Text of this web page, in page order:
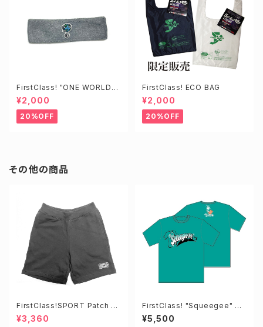
FirstClass! "ONE WORLD"
HEADBAND
¥2,000
20%OFF
FirstClass! ECO BAG
¥2,000
20%OFF
その他の商品
FirstClass!SPORT Patch S
HORTS
¥3,360
FirstClass! "Squeegee" Te
e Mint
¥5,500